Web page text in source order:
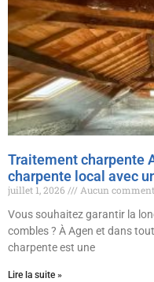
Traitement charpente
charpente local avec
juillet 1, 2026
Aucun
Vous souhaitez garantir la
combles ? À Agen et dans
charpente est une
Lire la suite »